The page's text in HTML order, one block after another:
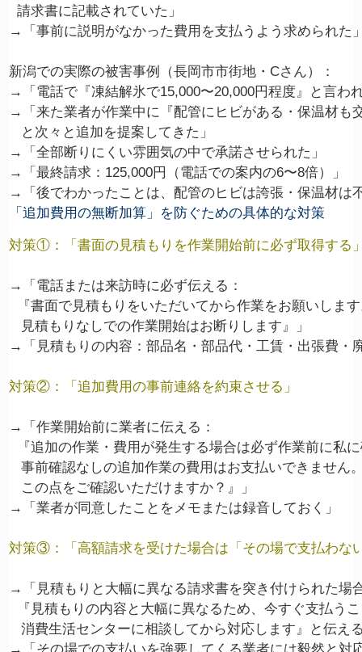
  請求書に記載されていた」
→「事前に説明がなかった費用を支払うよう求められた
新潟での実際の被害事例（長岡市市街地・Cさん）：
→「電話で『凍結解氷で15,000〜20,000円程度』と言わ
→「来た業者が作業中に『配管にヒビがある・保温材も
   と次々と追加を提案してきた」
→「全部断りにくい雰囲気の中で承諾させられた」
→「最終請求：125,000円（電話での案内の6〜8倍）」
「追加費用の無断加算」を防ぐための具体的な対策
対策①：「書面の見積もりを作業開始前に必ず取得する
→「電話または来訪時に必ず伝える：
『書面で見積もりをいただいてから作業をお願いしま
   見積もりなしでの作業開始はお断りします』」
→「見積もりの内容：部品名・部品代・工賃・出張費・
対策②：「追加費用の事前連絡を約束させる」
→「作業開始前に業者に伝える：
『追加の作業・費用が発生する場合は必ず作業前に私
事前確認なしの追加作業の費用はお支払いできません
   この点をご確認いただけますか？』」
→「業者が同意したことをメモまたは録音しておく」
対策③：「高額請求を受けた場合は「その場で支払わな
→「見積もりと大幅に異なる請求書を突き付けられた場
『見積もりの内容と大幅に異なるため、今すぐ支払う
消費生活センターに相談してから対応します』と伝え